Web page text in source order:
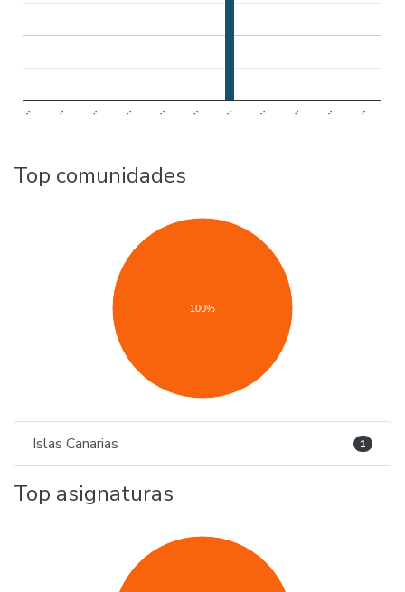
.. .. .. .. .. .. .. .. .. .. ..
Top comunidades
100%
Islas Canarias 1
Top asignaturas